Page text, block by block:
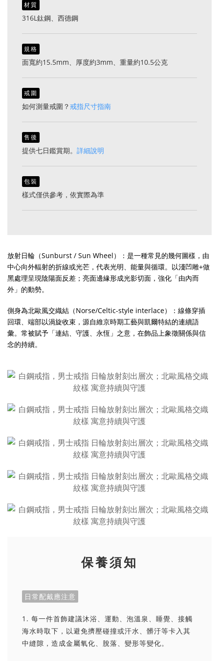
材質
316L鈦鋼、西德鋼
規格
面寬約15.5mm、厚度約3mm、重量約10.5公克
戒圍
如何測量戒圍？戒指尺寸指南
售後
提供七日鑑賞期。 詳細說明
包裝
樣式僅供參考，依實際為準
放射日輪（Sunburst / Sun Wheel）：是一種常見的幾何圖樣，由
中心向外輻射的折線或光芒，代表光明、能量與循環。以淺凹雕+做
黑處理呈現陰陽面反差；亮面邊緣形成光影切面，強化「由內而
外」的動勢。
側身為北歐風交織結（Norse/Celtic-style interlace）：線條穿插
回環、端部以渦旋收束，源自維京時期工藝與凱爾特結的連續語
彙。常被賦予「連結、守護、永恆」之意，在飾品上象徵關係與信
念的持續。
保養須知
日常配戴應注意
1. 每一件首飾建議沐浴、運動、泡溫泉、睡覺、接觸
海水時取下，以避免擠壓碰撞或汗水、髒汙等卡入其
中縫隙，造成金屬氧化、脫落、變形等變化。